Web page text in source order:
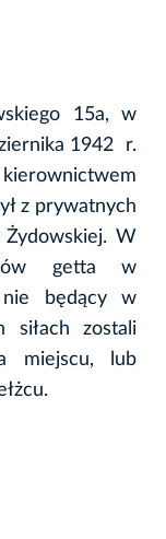
15a, w
1942 r.
z prywatnych
W
getta w
nie będący w
siłach zostali
miejscu, lub